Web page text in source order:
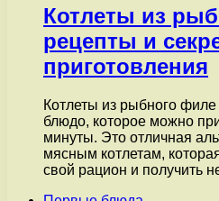
Котлеты из
рецепты и
приготовления
Котлеты из рыбного
блюдо, которое можно
минуты. Это отличная
мясным котлетам,
свой рацион и получить